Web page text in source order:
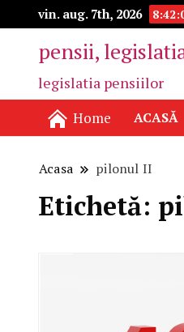
vin. aug. 7th, 2026
pensii,
legislatia pensiilor
Home ACASĂ
Acasa pilonul II
Etichetă: